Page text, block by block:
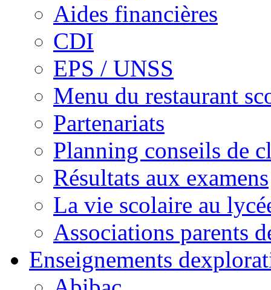
Aides financières
CDI
EPS / UNSS
Menu du restaurant
Partenariats
Planning conseils de
Résultats aux examens
La vie scolaire au
Associations parents
Enseignements